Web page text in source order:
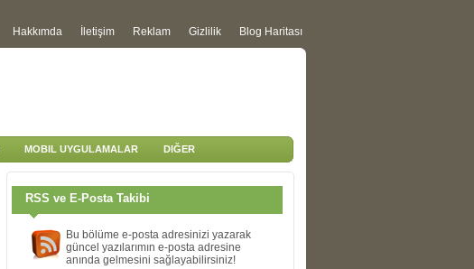
Hakkımda İletişim Reklam Gizlilik Blog Haritası
MOBIL UYGULAMALAR DIĞER
RSS ve E-Posta Takibi
Bu bölüme e-posta adresinizi yazarak
güncel yazılarımın e-posta adresine
anında gelmesini sağlayabilirsiniz!